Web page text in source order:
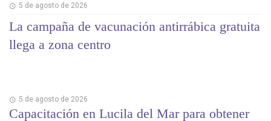
5 de agosto de 2026
La campaña de vacunación antirrábica gratuita
llega a zona centro
5 de agosto de 2026
Capacitación en Lucila del Mar para obtener